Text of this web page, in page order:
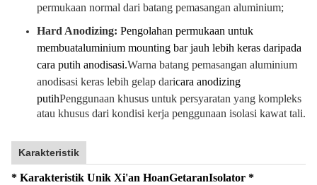
permukaan normal dari batang pemasangan aluminium;
Hard Anodizing: Pengolahan permukaan untuk
membuataluminium mounting bar jauh lebih keras daripada
cara putih anodisasi.Warna batang pemasangan aluminium
anodisasi keras lebih gelap daricara anodizing
putihPenggunaan khusus untuk persyaratan yang kompleks
atau khusus dari kondisi kerja penggunaan isolasi kawat tali.
Karakteristik
* Karakteristik Unik Xi'an HoanGetaranIsolator *